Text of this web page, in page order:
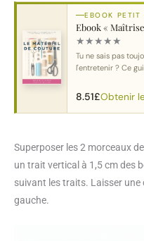
EBOOK PETIT
Ebook «
★★★★★
Tu ne sais pas
l'entretenir ? Ce
8.51£Obtenir
Superposer les 2 morceaux de
un trait vertical à 1,5 cm des
suivant les traits. Laisser
gauche.